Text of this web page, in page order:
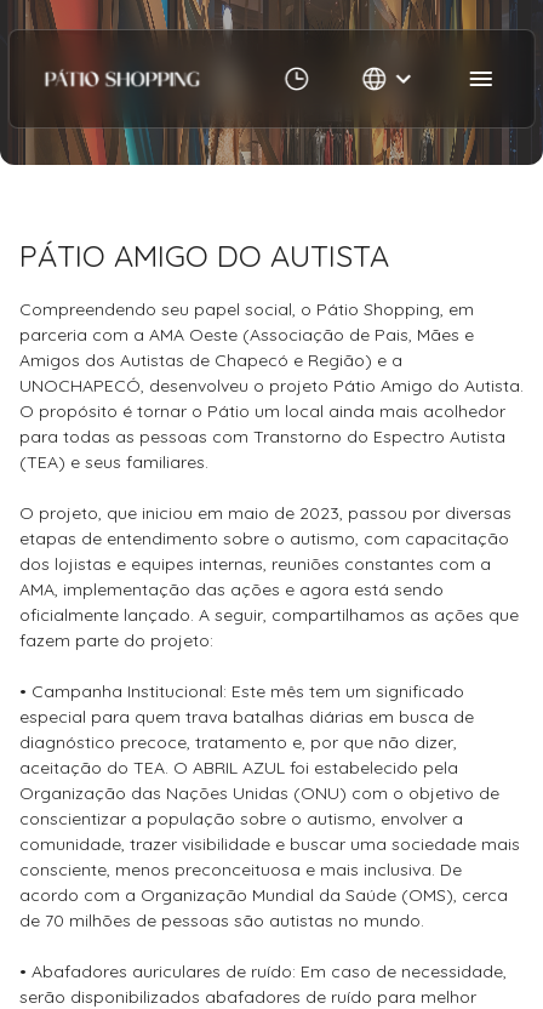
16/06/2026
PÁTIO AMIGO DO AUTISTA
Compreendendo seu papel social, o Pátio Shopping, em
parceria com a AMA Oeste (Associação de Pais, Mães e
Amigos dos Autistas de Chapecó e Região) e a
UNOCHAPECÓ, desenvolveu o projeto Pátio Amigo do Autista.
O propósito é tornar o Pátio um local ainda mais acolhedor
para todas as pessoas com Transtorno do Espectro Autista
(TEA) e seus familiares.
O projeto, que iniciou em maio de 2023, passou por diversas
etapas de entendimento sobre o autismo, com capacitação
dos lojistas e equipes internas, reuniões constantes com a
AMA, implementação das ações e agora está sendo
oficialmente lançado. A seguir, compartilhamos as ações que
fazem parte do projeto:
• Campanha Institucional: Este mês tem um significado
especial para quem trava batalhas diárias em busca de
diagnóstico precoce, tratamento e, por que não dizer,
aceitação do TEA. O ABRIL AZUL foi estabelecido pela
Organização das Nações Unidas (ONU) com o objetivo de
conscientizar a população sobre o autismo, envolver a
comunidade, trazer visibilidade e buscar uma sociedade mais
consciente, menos preconceituosa e mais inclusiva. De
acordo com a Organização Mundial da Saúde (OMS), cerca
de 70 milhões de pessoas são autistas no mundo.
• Abafadores auriculares de ruído: Em caso de necessidade,
serão disponibilizados abafadores de ruído para melhor